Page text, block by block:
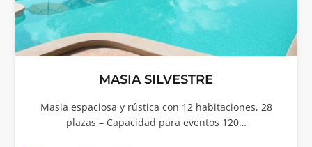
MASIA SILVESTRE
Masia espaciosa y rústica con 12 habitaciones, 28
plazas – Capacidad para eventos 120…